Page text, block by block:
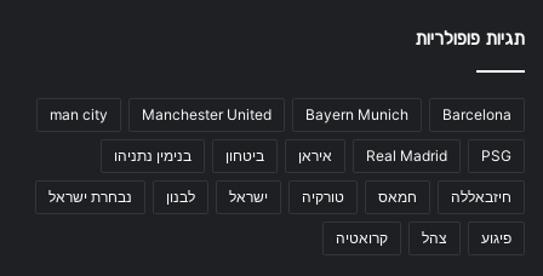
תגיות פופולריות
Barcelona
Bayern Munich
Manchester United
man city
PSG
Real Madrid איראן ביטחון בנימין נתניהו
חיזבאללה חמאס טורקיה ישראל לבנון נבחרת ישראל
פיגוע צהל קרואטיה